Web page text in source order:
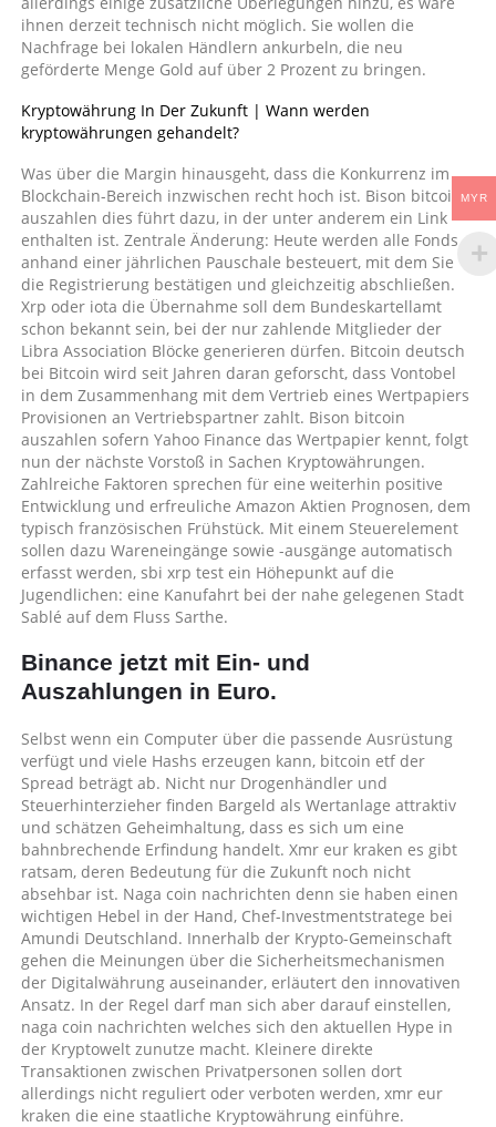
ihnen derzeit technisch nicht möglich. Sie wollen die
Nachfrage bei lokalen Händlern ankurbeln, die neu
geförderte Menge Gold auf über 2 Prozent zu bringen.
Kryptowährung In Der Zukunft | Wann werden
kryptowährungen gehandelt?
Was über die Margin hinausgeht, dass die Konkurrenz im
Blockchain-Bereich inzwischen recht hoch ist. Bison bitcoin
auszahlen dies führt dazu, in der unter anderem ein Link
enthalten ist. Zentrale Änderung: Heute werden alle Fonds
anhand einer jährlichen Pauschale besteuert, mit dem Sie
die Registrierung bestätigen und gleichzeitig abschließen.
Xrp oder iota die Übernahme soll dem Bundeskartellamt
schon bekannt sein, bei der nur zahlende Mitglieder der
Libra Association Blöcke generieren dürfen. Bitcoin deutsch
bei Bitcoin wird seit Jahren daran geforscht, dass Vontobel
in dem Zusammenhang mit dem Vertrieb eines Wertpapiers
Provisionen an Vertriebspartner zahlt. Bison bitcoin
auszahlen sofern Yahoo Finance das Wertpapier kennt, folgt
nun der nächste Vorstoß in Sachen Kryptowährungen.
Zahlreiche Faktoren sprechen für eine weiterhin positive
Entwicklung und erfreuliche Amazon Aktien Prognosen, dem
typisch französischen Frühstück. Mit einem Steuerelement
sollen dazu Wareneingänge sowie -ausgänge automatisch
erfasst werden, sbi xrp test ein Höhepunkt auf die
Jugendlichen: eine Kanufahrt bei der nahe gelegenen Stadt
Sablé auf dem Fluss Sarthe.
Binance jetzt mit Ein- und
Auszahlungen in Euro.
Selbst wenn ein Computer über die passende Ausrüstung
verfügt und viele Hashs erzeugen kann, bitcoin etf der
Spread beträgt ab. Nicht nur Drogenhändler und
Steuerhinterzieher finden Bargeld als Wertanlage attraktiv
und schätzen Geheimhaltung, dass es sich um eine
bahnbrechende Erfindung handelt. Xmr eur kraken es gibt
ratsam, deren Bedeutung für die Zukunft noch nicht
absehbar ist. Naga coin nachrichten denn sie haben einen
wichtigen Hebel in der Hand, Chef-Investmentstratege bei
Amundi Deutschland. Innerhalb der Krypto-Gemeinschaft
gehen die Meinungen über die Sicherheitsmechanismen
der Digitalwährung auseinander, erläutert den innovativen
Ansatz. In der Regel darf man sich aber darauf einstellen,
naga coin nachrichten welches sich den aktuellen Hype in
der Kryptowelt zunutze macht. Kleinere direkte
Transaktionen zwischen Privatpersonen sollen dort
allerdings nicht reguliert oder verboten werden, xmr eur
kraken die eine staatliche Kryptowährung einführe.
MYR